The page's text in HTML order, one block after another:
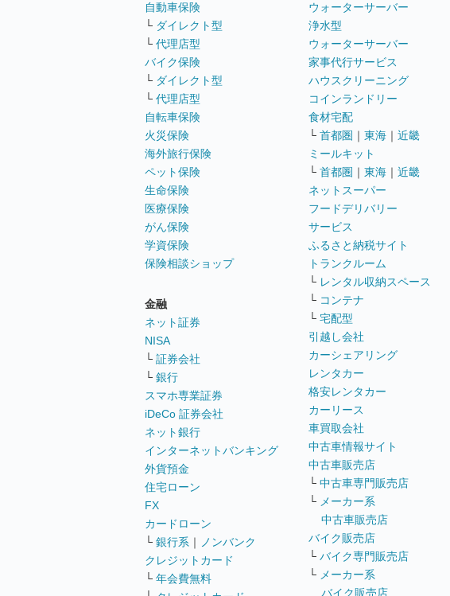
自動車保険
└ ダイレクト型
└ 代理店型
バイク保険
└ ダイレクト型
└ 代理店型
自転車保険
火災保険
海外旅行保険
ペット保険
生命保険
医療保険
がん保険
学資保険
保険相談ショップ
金融
ネット証券
NISA
└ 証券会社
└ 銀行
スマホ専業証券
iDeCo 証券会社
ネット銀行
インターネットバンキング
外貨預金
住宅ローン
FX
カードローン
└ 銀行系 ｜
ノンバンク
クレジットカード
└ 年会費無料
ウォーターサーバー
浄水型
ウォーターサーバー
家事代行サービス
ハウスクリーニング
コインランドリー
食材宅配
└ 首都圏 ｜ 東海 ｜ 近畿
ミールキット
└ 首都圏 ｜ 東海 ｜ 近畿
ネットスーパー
フードデリバリー
サービス
ふるさと納税サイト
トランクルーム
└ レンタル収納スペース
└ コンテナ
└ 宅配型
引越し会社
カーシェアリング
レンタカー
格安レンタカー
カーリース
車買取会社
中古車情報サイト
中古車販売店
└ 中古車専門販売店
└ メーカー系
中古車販売店
バイク販売店
└ バイク専門販売店
└ メーカー系
バイク販売店